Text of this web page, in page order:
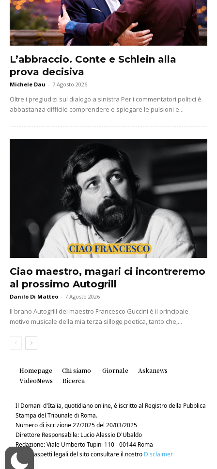
L’abbraccio. Conte e Schlein alla
prova decisiva
Michele Dau - 7 Agosto 2026
Oltre i pregiudizi sul dialogo a sinistra Per i commentatori politici è
abbastanza difficile comprendere e spiegare le pulsioni e...
Ciao maestro, magari ci incontreremo
al prossimo Autogrill
Danilo Di Matteo - 7 Agosto 2026
Il brano Autogrill del maestro Francesco Guccini è il principale
motivo musicale della mia terza silloge poetica, tanto che,...
Homepage Chi siamo Giornale
Askanews
VideoNews
Ricerca
Il Domani d'Italia, quotidiano online, è iscritto al Registro della Pubblica
Stampa del Tribunale di Roma.
Numero di iscrizione 27/2025 del 20/03/2025
Direttore Responsabile: Lucio Alessio D'Ubaldo
Redazione: Viale Umberto Tupini 110 - 00144 Roma
Per gli aspetti legali del sito consultare il nostro Disclaimer